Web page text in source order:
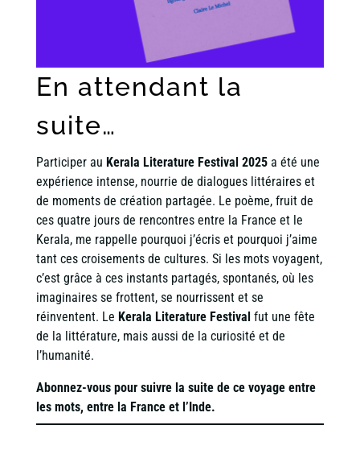
En attendant la
suite…
Participer au Kerala Literature Festival 2025a été une
expérience intense, nourrie de dialogues littéraires et
de moments de création partagée. Le poème, fruit de
ces quatre jours de rencontres entre la France et le
Kerala, me rappelle pourquoi j’écris et pourquoi j’aime
tant ces croisements de cultures. Si les mots voyagent,
c’est grâce à ces instants partagés, spontanés, où les
imaginaires se frottent, se nourrissent et se
réinventent. Le Kerala Literature Festivalfut une fête
de la littérature, mais aussi de la curiosité et de
l’humanité.
Abonnez-vous pour suivre la suite de ce voyage entre
les mots, entre la France et l’Inde.